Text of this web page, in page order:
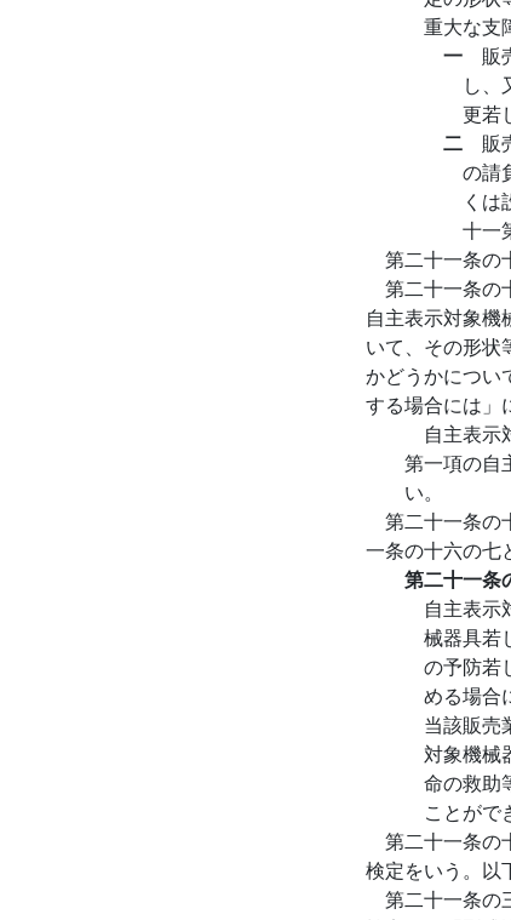
重大な支
一 販
し、
更若
二 販
の請
く
十一
第二十一条の
第二十一条の
自主表示対象機
いて、その形状
かどうかについ
する場合には」
自主表示
第一項の自
い。
第二十一条の
一条の十六の七
第二十一条
自主表示
械器具若
の予防若
める場合
当該販売
対象機械
命の救助
ことがで
第二十一条の
検定をいう。以
第二十一条の